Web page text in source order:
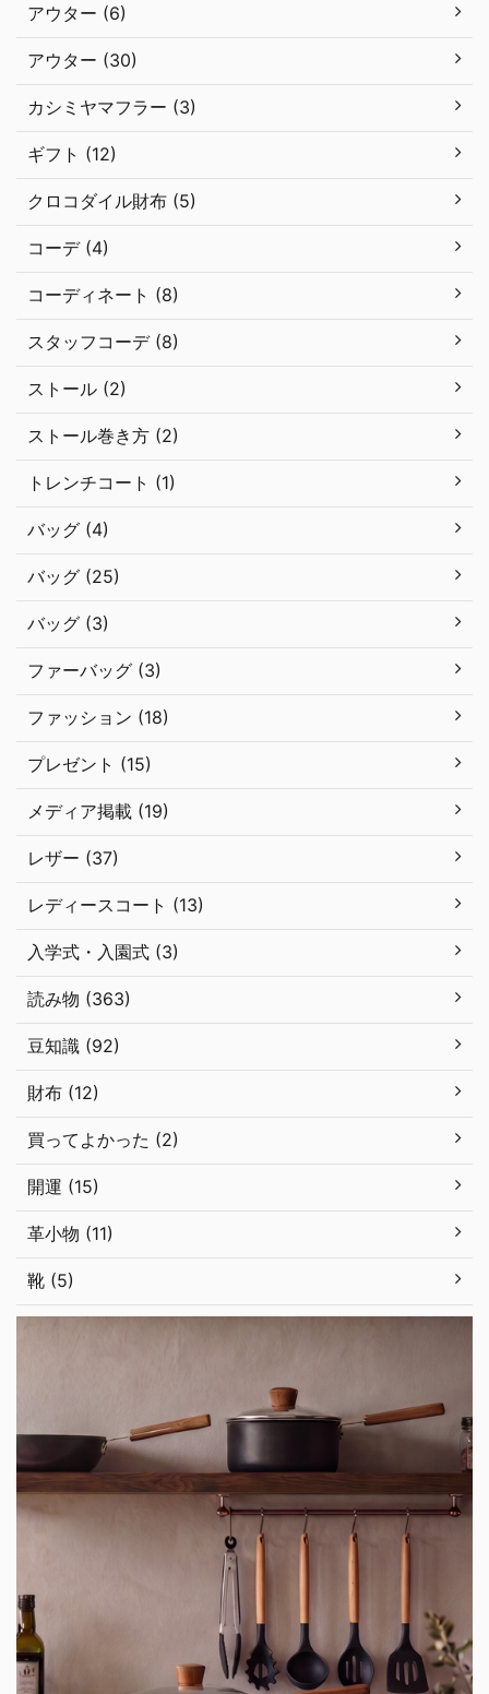
アウター (6)
アウター (30)
カシミヤマフラー (3)
ギフト (12)
クロコダイル財布 (5)
コーデ (4)
コーディネート (8)
スタッフコーデ (8)
ストール (2)
ストール巻き方 (2)
トレンチコート (1)
バッグ (4)
バッグ (25)
バッグ (3)
ファーバッグ (3)
ファッション (18)
プレゼント (15)
メディア掲載 (19)
レザー (37)
レディースコート (13)
入学式・入園式 (3)
読み物 (363)
豆知識 (92)
財布 (12)
買ってよかった (2)
開運 (15)
革小物 (11)
靴 (5)